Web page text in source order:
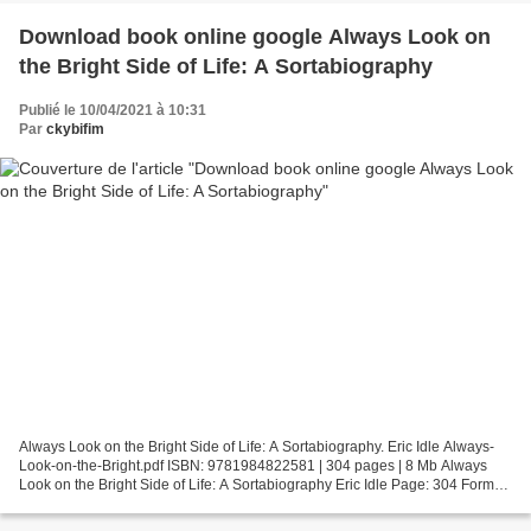
Download book online google Always Look on
the Bright Side of Life: A Sortabiography
Publié le 10/04/2021 à 10:31
Par ckybifim
Always Look on the Bright Side of Life: A Sortabiography. Eric Idle Always-
Look-on-the-Bright.pdf ISBN: 9781984822581 | 304 pages | 8 Mb Always
Look on the Bright Side of Life: A Sortabiography Eric Idle Page: 304 Format: